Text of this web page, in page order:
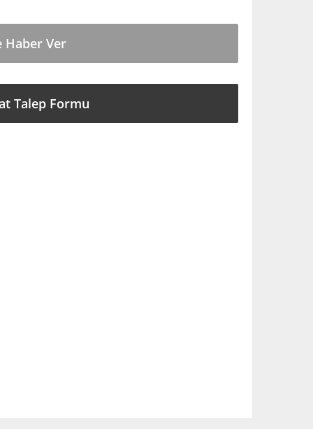
Haber Ver
Talep Formu